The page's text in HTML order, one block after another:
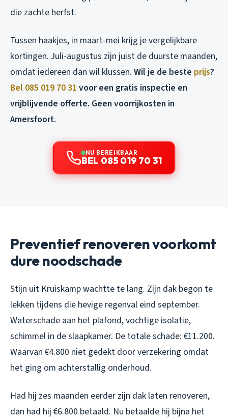
die zachte herfst.
Tussen haakjes, in maart-mei krijg je vergelijkbare
kortingen. Juli-augustus zijn juist de duurste maanden,
omdat iedereen dan wil klussen. Wil je de beste prijs?
Bel 085 019 70 31 voor een gratis inspectie en
vrijblijvende offerte. Geen voorrijkosten in
Amersfoort.
NU BEREIKBAAR
BEL 085 019 70 31
Preventief renoveren voorkomt
dure noodschade
Stijn uit Kruiskamp wachtte te lang. Zijn dak begon te
lekken tijdens die hevige regenval eind september.
Waterschade aan het plafond, vochtige isolatie,
schimmel in de slaapkamer. De totale schade: €11.200.
Waarvan €4.800 niet gedekt door verzekering omdat
het ging om achterstallig onderhoud.
Had hij zes maanden eerder zijn dak laten renoveren,
dan had hij €6.800 betaald. Nu betaalde hij bijna het